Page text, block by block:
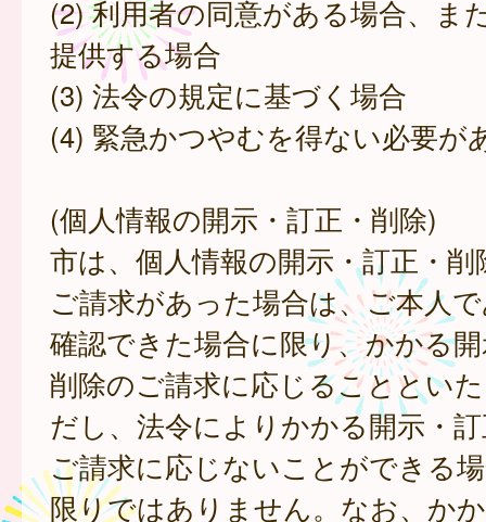
(2) 利用者の同意がある場合、ま
提供する場合
(3) 法令の規定に基づく場合
(4) 緊急かつやむを得ない必要が
(個人情報の開示・訂正・削除)
市は、個人情報の開示・訂正・
ご請求があった場合は、ご本人
確認できた場合に限り、かかる
削除のご請求に応じることとい
だし、法令によりかかる開示・
ご請求に応じないことができる
限りではありません。なお、か